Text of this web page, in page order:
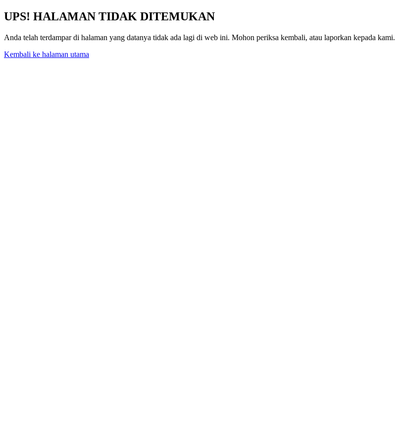
UPS! HALAMAN TIDAK DITEMUKAN
Anda telah terdampar di halaman yang datanya tidak ada lagi di web ini. Mohon periksa kembali, atau laporkan kepada kami.
Kembali ke halaman utama